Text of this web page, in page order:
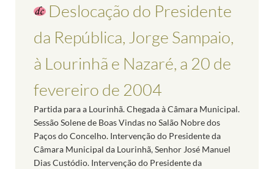
Deslocação do Presidente
da República, Jorge Sampaio,
à Lourinhã e Nazaré, a 20 de
fevereiro de 2004
Partida para a Lourinhã. Chegada à Câmara Municipal.
Sessão Solene de Boas Vindas no Salão Nobre dos
Paços do Concelho. Intervenção do Presidente da
Câmara Municipal da Lourinhã, Senhor José Manuel
Dias Custódio. Intervenção do Presidente da